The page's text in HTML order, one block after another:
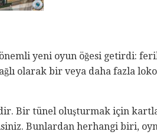
yeni oyun öğesi getirdi:
olarak bir veya daha fazla
Bir tünel oluşturmak için
Bunlardan herhangi biri,